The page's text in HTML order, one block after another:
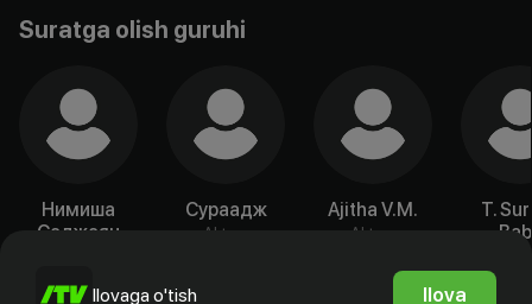
Suratga olish guruhi
Нимиша
Саджаян
Сураадж
Aktyor
Ajitha V.M.
Aktyor
T.
Ilovaga o'tish Ilova